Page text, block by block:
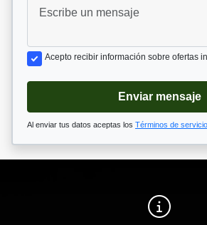
Acepto recibir información sobre ofertas
Enviar mensaje
Al enviar tus datos aceptas los Términos de